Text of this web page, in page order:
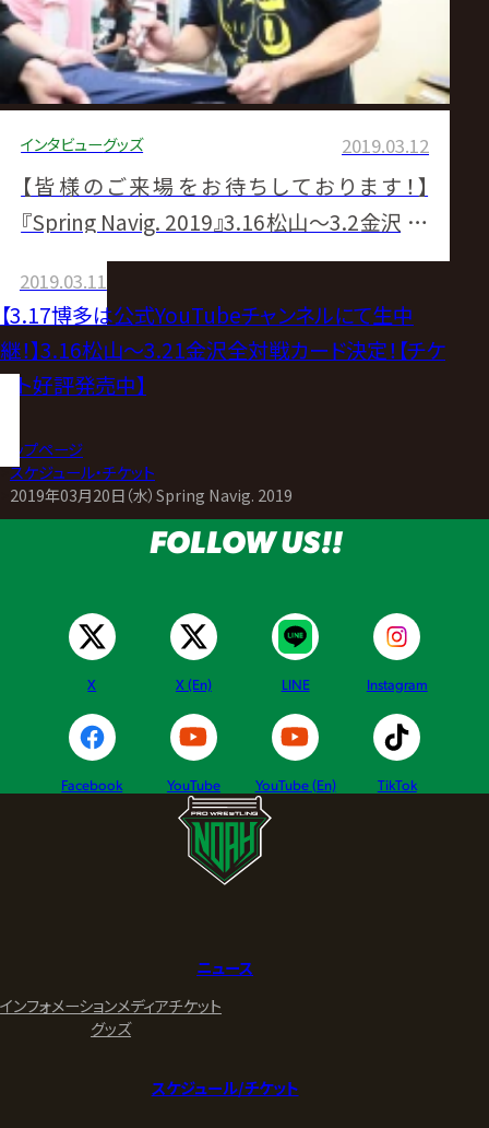
インタビューグッズ 2019.03.12
【皆様のご来場をお待ちしております！】
『Spring Navig. 2019』3.16松山～3.2金沢 会
場売店サイン会参加選手決定
2019.03.11
【3.17博多は公式YouTubeチャンネルにて生中
継！】3.16松山〜3.21金沢全対戦カード決定！【チケ
ット好評発売中】
トップページ
>スケジュール・チケット
2019年03月20日（水）Spring Navig. 2019
FOLLOW US!!
X X (En) LINE Instagram
Facebook YouTube YouTube (En) TikTok
ニュース
インフォメーションメディアチケット
グッズ
スケジュール/チケット